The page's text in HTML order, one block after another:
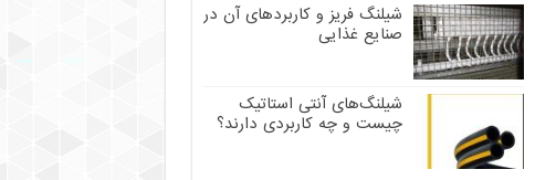
شیلنگ فریز و کاربردهای آن در
صنایع غذایی
شیلنگ‌های آنتی استاتیک
چیست و چه کاربردی دارند؟